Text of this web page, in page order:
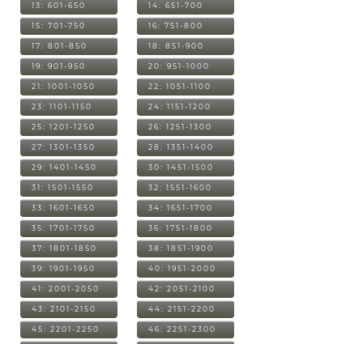
13: 601-650 14: 651-700
15: 701-750 16: 751-800
17: 801-850 18: 851-900
19: 901-950 20: 951-1000
21: 1001-1050 22: 1051-1100
23: 1101-1150 24: 1151-1200
25: 1201-1250 26: 1251-1300
27: 1301-1350 28: 1351-1400
29: 1401-1450 30: 1451-1500
31: 1501-1550 32: 1551-1600
33: 1601-1650 34: 1651-1700
35: 1701-1750 36: 1751-1800
37: 1801-1850 38: 1851-1900
39: 1901-1950 40: 1951-2000
41: 2001-2050 42: 2051-2100
43: 2101-2150 44: 2151-2200
45: 2201-2250 46: 2251-2300